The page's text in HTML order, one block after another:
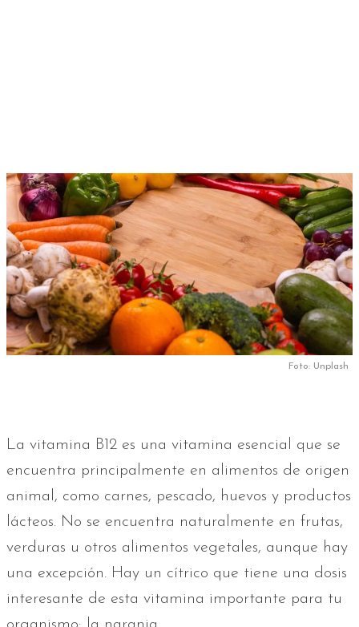
Foto: Unplash
La vitamina B12 es una vitamina esencial que se
encuentra principalmente en alimentos de origen
animal, como carnes, pescado, huevos y productos
lácteos. No se encuentra naturalmente en frutas,
verduras u otros alimentos vegetales, aunque hay
una excepción. Hay un cítrico que tiene una dosis
interesante de esta vitamina importante para tu